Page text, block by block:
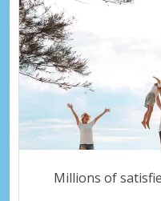
Millions of